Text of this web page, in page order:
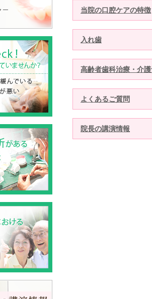
当院の口腔ケアの特徴
入れ歯
高齢者歯科治療・介
よくあるご質問
院長の講演情報